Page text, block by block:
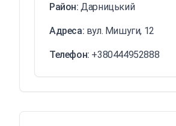
Район:Дарницький
Адреса: вул. Мишуги, 12
Телефон: +380444952888